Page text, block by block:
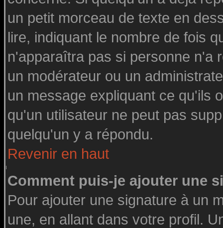
un petit morceau de texte en
lire, indiquant le nombre de fois
n'apparaîtra pas si personne n'a
un modérateur ou un
un message expliquant ce qu'ils
qu'un utilisateur ne peut pas
quelqu'un y a répondu.
Revenir en haut
Comment puis-je ajouter une
Pour ajouter une signature à un
une, en allant dans votre profil.